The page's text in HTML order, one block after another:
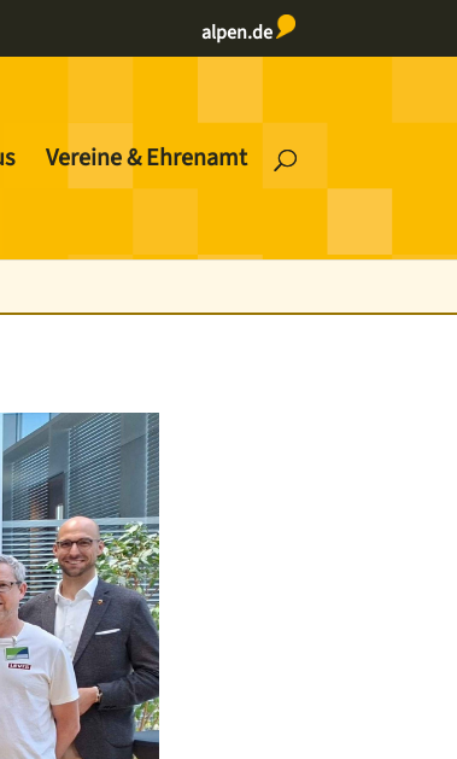
alpen.de
Vereine & Ehrenamt